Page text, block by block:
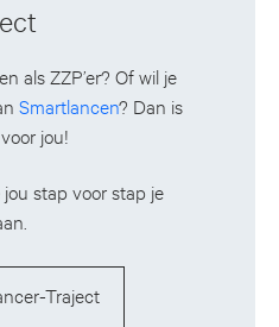
als ZZP’er? Of wil je
Smartlancen? Dan is
jou!
stap voor stap je
Traject